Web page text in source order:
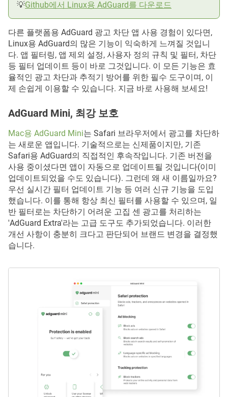
💡Github에서 Linux용 AdGuard를 다운로드
다른 플랫폼용 AdGuard 광고 차단 앱 사용 경험이 있다면,
Linux용 AdGuard의 많은 기능이 익숙하게 느껴질 것입니
다. 앱 필터링, 앱 제외 설정, 사용자 정의 규칙 및 필터, 차단
등 필터 업데이트 등이 바로 그것입니다. 이 모든 기능은 효
율적인 광고 차단과 추적기 방어를 위한 필수 도구이며, 이
제 손쉽게 이용할 수 있습니다. 지금 바로 사용해 보세요!
AdGuard Mini, 최강 보호
Mac용 AdGuard Mini는 Safari 브라우저에서 광고를 차단하
는 새로운 앱입니다. 기술적으로는 신제품이지만, 기존
Safari용 AdGuard의 직접적인 후속작입니다. 기존 버전을
사용 중이셨다면 앱이 자동으로 업데이트될 것입니다(이미
업데이트되었을 수도 있습니다). 그런데 왜 새 이름일까요?
우선 실시간 필터 업데이트 기능 등 여러 신규 기능을 도입
했습니다. 이를 통해 항상 최신 필터를 사용할 수 있으며, 일
반 필터로는 차단하기 어려운 고집 센 광고를 처리하는
'AdGuard Extra'라는 고급 도구도 추가되었습니다. 이러한
개선 사항이 충분히 크다고 판단되어 브랜드 변경을 결정했
습니다.